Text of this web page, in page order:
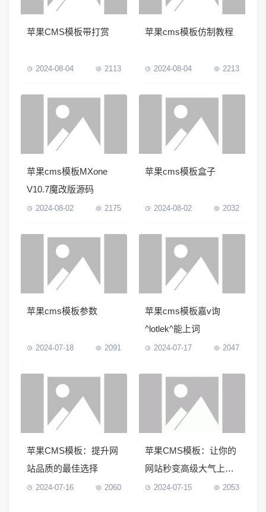
苹果CMS模板带打赏
2024-08-04 2113
苹果cms模板仿制教程
2024-08-04 2213
苹果cms模板MXone
V10.7魔改版源码
2024-08-02 2175
苹果cms模板盒子
2024-08-02 2032
苹果cms模板参数
2024-07-18 2091
苹果cms模板嘉v询
^lotlek^能上词
2024-07-17 2047
苹果CMS模板：提升网
站品质的最佳选择
2024-07-16 2060
苹果CMS模板：让你的
网站秒变高级大气上档
次！2024-07-15 2053